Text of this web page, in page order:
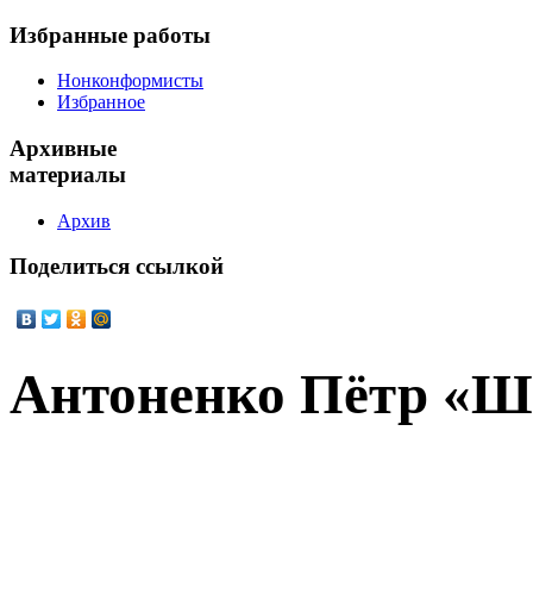
Избранные работы
Нонконформисты
Избранное
Архивные
материалы
Архив
Поделиться ссылкой
Антоненко Пётр